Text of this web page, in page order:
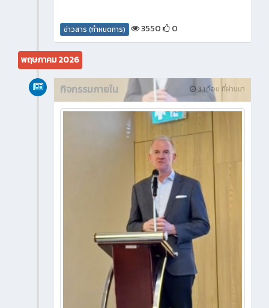
ข่าวสาร (กำหนดการ) 3550 0
พฤษภาคม 2026
3 เดือน ที่ผ่านมา
กิจกรรมภายใน